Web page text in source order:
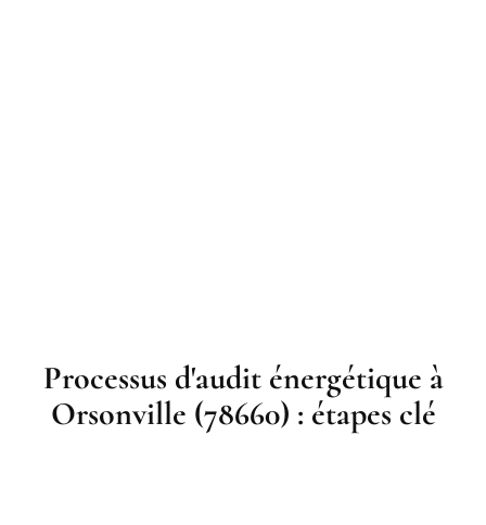
Processus d'audit énergétique à
Orsonville (78660) : étapes clé